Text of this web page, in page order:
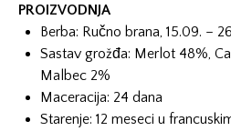
PROIZVODNJA
Berba: Ručno brana, 15.09. –
Sastav grožđa: Merlot 48%,
Malbec 2%
Maceracija: 24 dana
Starenje: 12 meseci u